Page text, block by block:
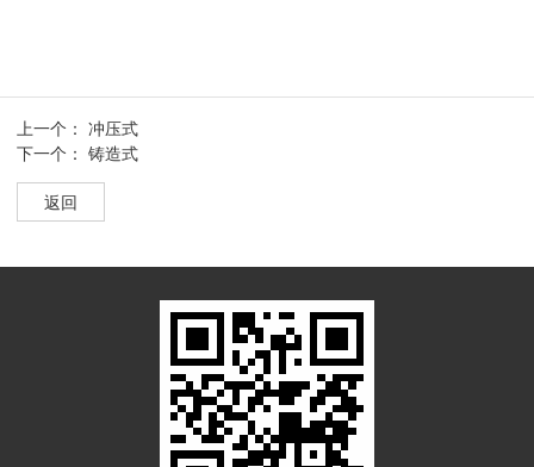
上一个：冲压式
下一个：铸造式
返回